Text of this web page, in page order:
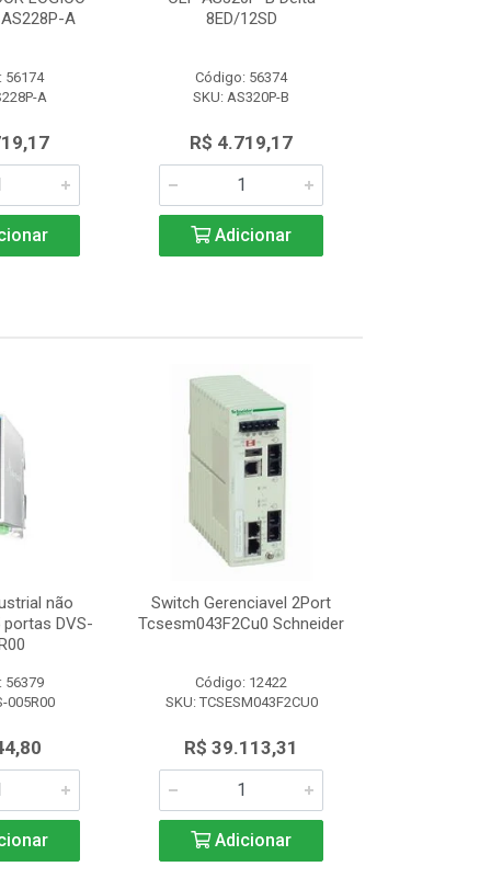
A
56174
A
8ED/12SD
Código: 56374
SKU: AS320P-B
R$ 4.719,17
Adicionar
não
portas DVS-
56379
005R00
Switch Gerenciavel 2Port
Tcsesm043F2Cu0 Schneider
Código: 12422
SKU: TCSESM043F2CU0
R$ 39.113,31
Adicionar